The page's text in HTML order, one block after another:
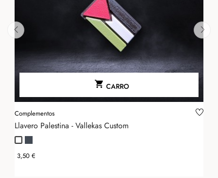
 CARRO
Complementos
Llavero Palestina - Vallekas Custom
BlancoNegro
Precio
3,50 €